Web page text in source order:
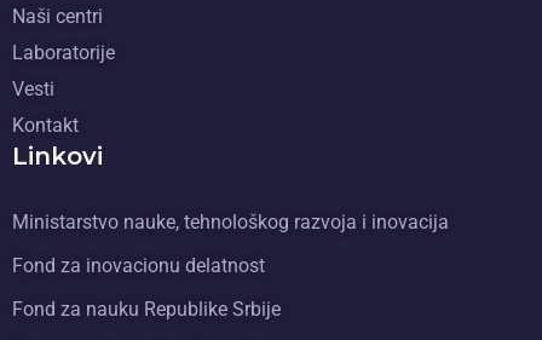
Naši centri
Laboratorije
Vesti
Kontakt
Linkovi
Ministarstvo nauke, tehnološkog razvoja i inovacija
Fond za inovacionu delatnost
Fond za nauku Republike Srbije